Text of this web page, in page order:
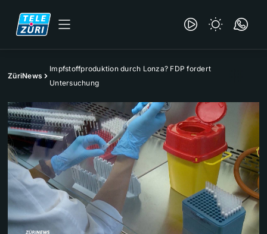
ZüriNews
Impfstoffproduktion durch Lonza? FDP fordert
Untersuchung